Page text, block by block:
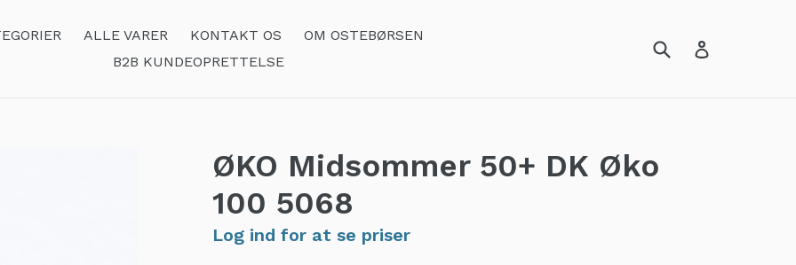
ALLE VARER KONTAKT OS
OM OSTEBØRSEN
B2B KUNDEOPRETTELSE
ØKO Midsommer 50+ DK Øko
100 5068
Log ind for at se priser